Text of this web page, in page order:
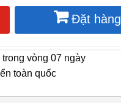
Đặt hàng
vòng 07 ngày
toàn quốc